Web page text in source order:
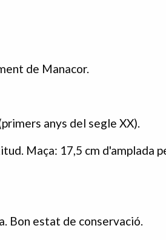
de Manacor.
anys del segle XX).
Maça: 17,5 cm d'amplada
Bon estat de conservació.